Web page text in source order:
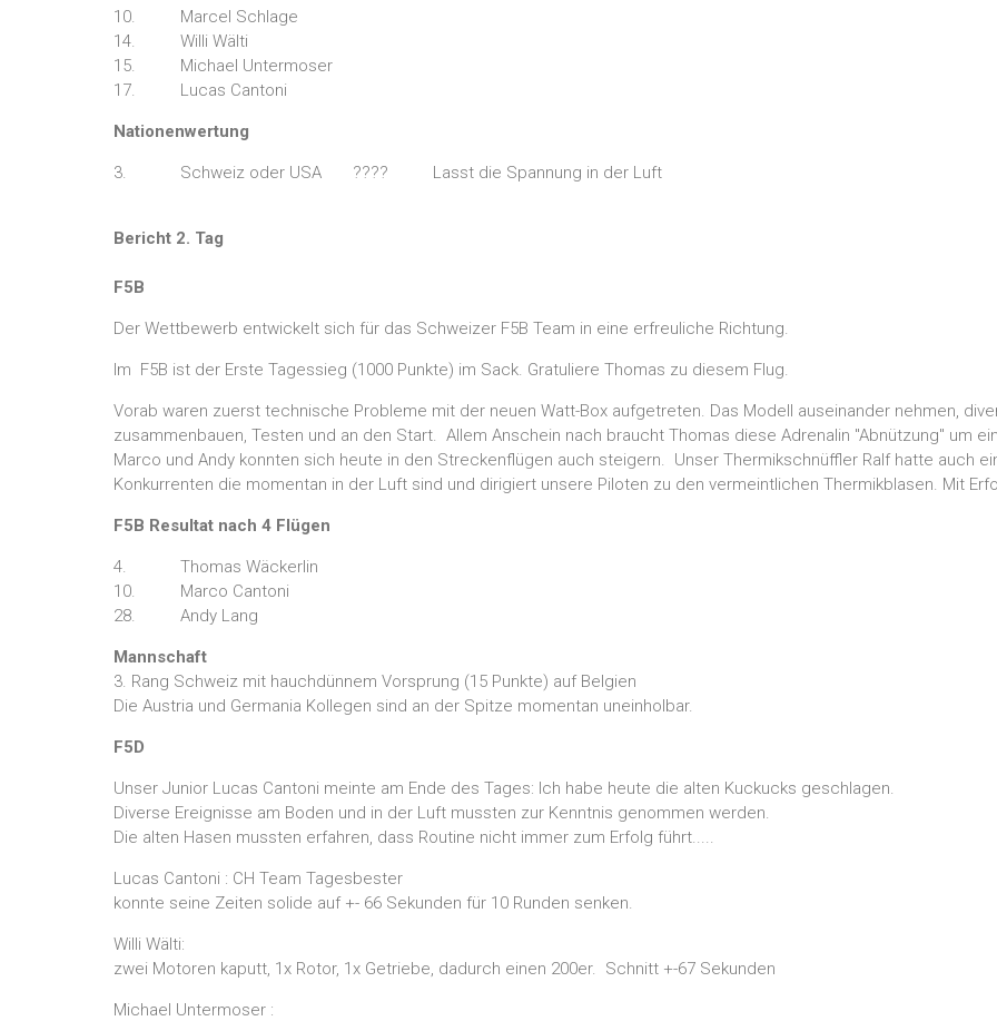
10. Marcel Schlage
14. Willi Wälti
15. Michael Untermoser
17. Lucas Cantoni
Nationenwertung
3. Schweiz oder USA ???? Lasst die Spannung in der Luft
Bericht 2. Tag
F5B
Der Wettbewerb entwickelt sich für das Schweizer F5B Team in eine erfreuliche Richtung.
Im F5B ist der Erste Tagessieg (1000 Punkte) im Sack. Gratuliere Thomas zu diesem Flug.
Vorab waren zuerst technische Probleme mit der neuen Watt-Box aufgetreten. Das Modell auseinander nehmen,
zusammenbauen, Testen und an den Start. Allem Anschein nach braucht Thomas diese Adrenalin "Abnützung" um
Marco und Andy konnten sich heute in den Streckenflügen auch steigern. Unser Thermikschnüffler Ralf hatte auch
Konkurrenten die momentan in der Luft sind und dirigiert unsere Piloten zu den vermeintlichen Thermikblasen. Mit
F5B Resultat nach 4 Flügen
4. Thomas Wäckerlin
10. Marco Cantoni
28. Andy Lang
Mannschaft
3. Rang Schweiz mit hauchdünnem Vorsprung (15 Punkte) auf Belgien
Die Austria und Germania Kollegen sind an der Spitze momentan uneinholbar.
F5D
Unser Junior Lucas Cantoni meinte am Ende des Tages: Ich habe heute die alten Kuckucks geschlagen.
Diverse Ereignisse am Boden und in der Luft mussten zur Kenntnis genommen werden.
Die alten Hasen mussten erfahren, dass Routine nicht immer zum Erfolg führt.....
Lucas Cantoni : CH Team Tagesbester
konnte seine Zeiten solide auf +- 66 Sekunden für 10 Runden senken.
Willi Wälti:
zwei Motoren kaputt, 1x Rotor, 1x Getriebe, dadurch einen 200er. Schnitt +-67 Sekunden
Michael Untermoser :